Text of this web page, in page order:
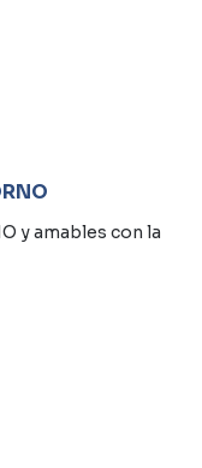
y amables con la